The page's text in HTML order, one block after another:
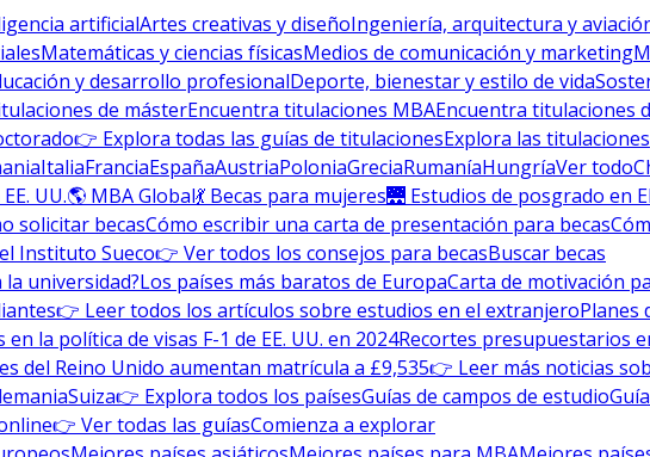
artificialArtes creativas y diseñoIngeniería, arquitectura y
Matemáticas y ciencias físicasMedios de comunicación y marketing
y desarrollo profesionalDeporte, bienestar y estilo de vida
de másterEncuentra titulaciones MBAEncuentra titulaciones
👉 Explora todas las guías de titulacionesExplora las titulaciones
ItaliaFranciaEspañaAustriaPoloniaGreciaRumaníaHungríaVer todo
UU.🌎 MBA Global💃 Becas para mujeres🌉 Estudios de posgrado en
solicitar becasCómo escribir una carta de presentación para becas
Instituto Sueco👉 Ver todos los consejos para becasBuscar becas
la universidad?Los países más baratos de EuropaCarta de motivación
👉 Leer todos los artículos sobre estudios en el extranjeroPlanes
en la política de visas F-1 de EE. UU. en 2024Recortes presupuestarios
del Reino Unido aumentan matrícula a £9,535👉 Leer más noticias
Suiza👉 Explora todos los paísesGuías de campos de estudio
👉 Ver todas las guíasComienza a explorar